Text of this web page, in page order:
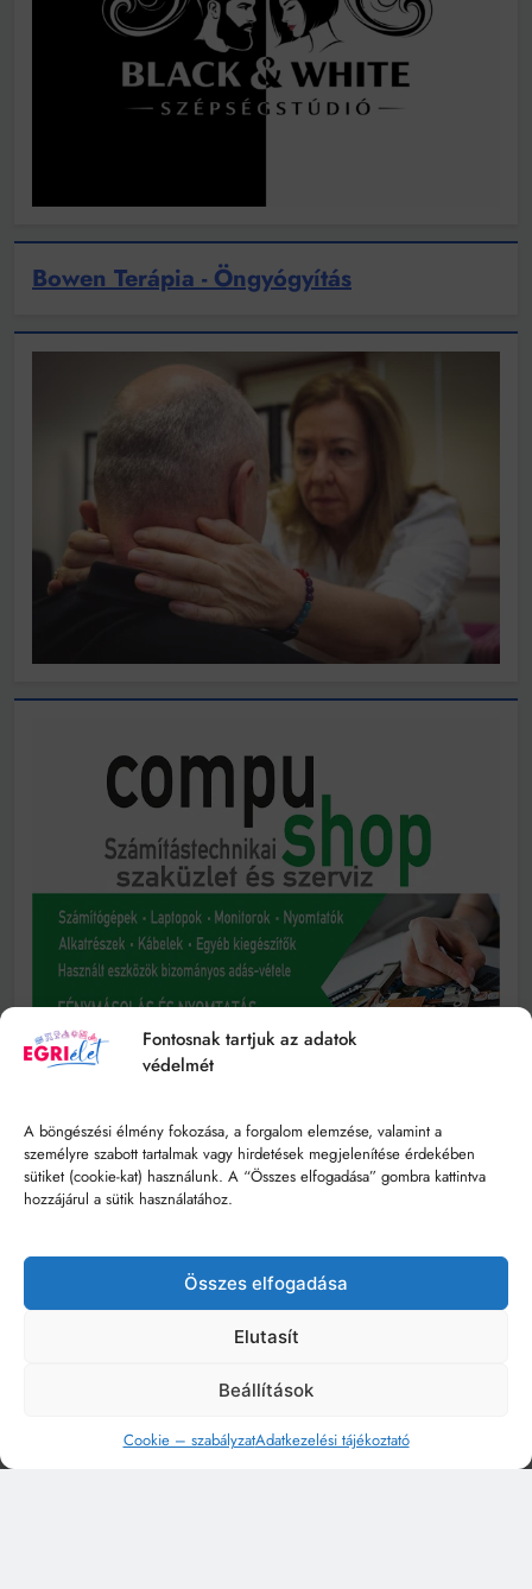
Fontosnak tartjuk az adatok
védelmét
A böngészési élmény fokozása, a forgalom elemzése, valamint a
személyre szabott tartalmak vagy hirdetések megjelenítése érdekében
sütiket (cookie-kat) használunk. A “Összes elfogadása” gombra kattintva
hozzájárul a sütik használatához.
Összes elfogadása
Elutasít
Beállítások
Cookie – szabályzatAdatkezelési tájékoztató
Bowen Terápia - Öngyógyítás